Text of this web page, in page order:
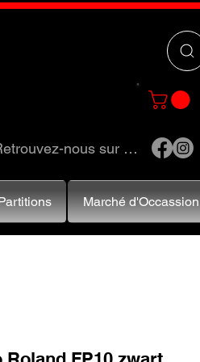
nous sur …
Marché d'Occassion